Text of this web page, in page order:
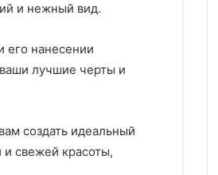
и нежный вид.
его нанесении
лучшие черты и
создать идеальный
свежей красоты,